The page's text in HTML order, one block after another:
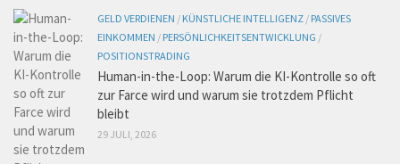
GELD VERDIENEN / KÜNSTLICHE INTELLIGENZ / PASSIVES
EINKOMMEN / PERSÖNLICHKEITSENTWICKLUNG /
POSITIONSTRADING
Human-in-the-Loop: Warum die KI-Kontrolle so oft
zur Farce wird und warum sie trotzdem Pflicht
bleibt
29 JULI, 2026